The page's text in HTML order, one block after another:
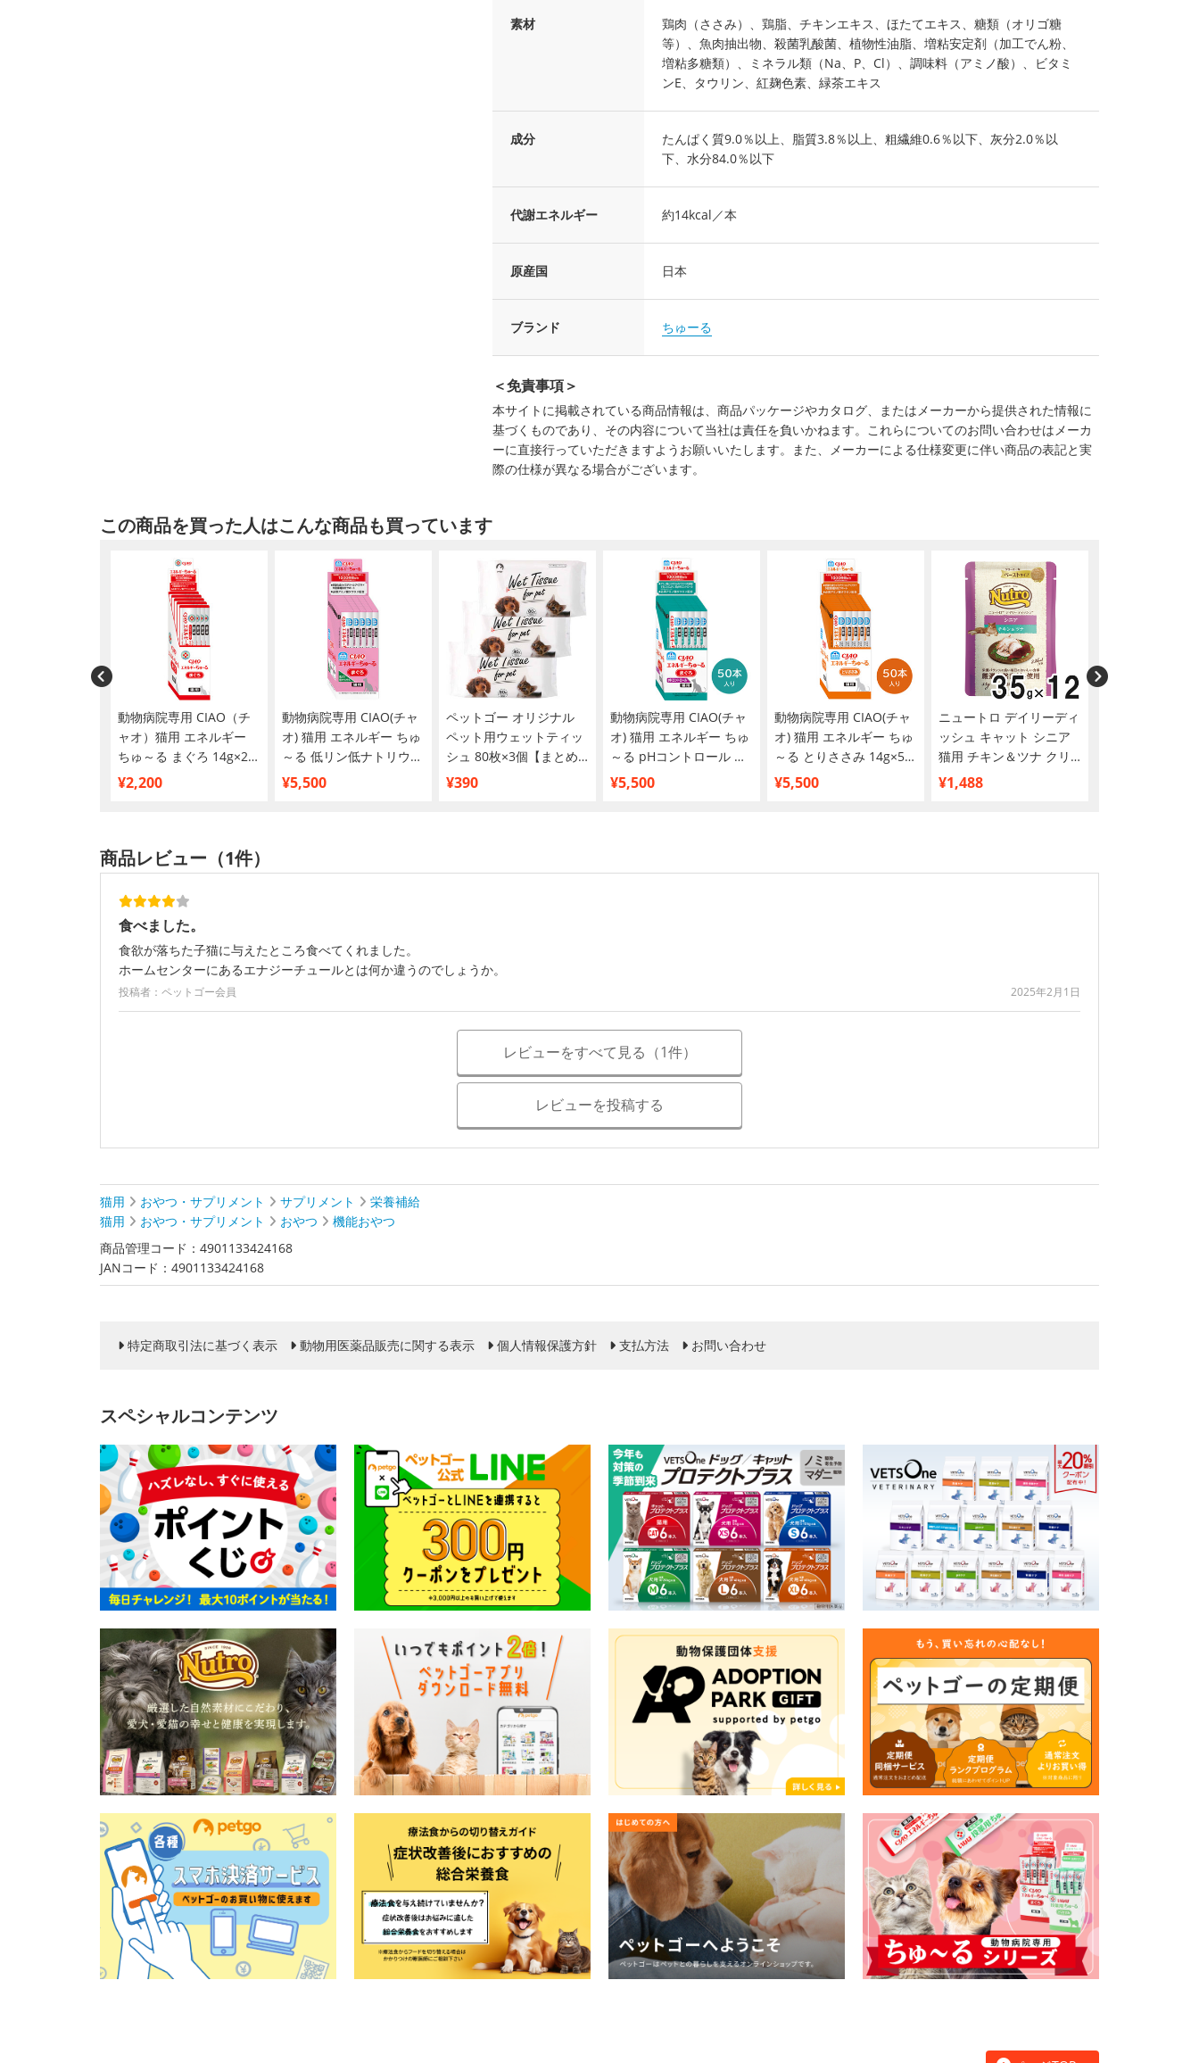
素材
鶏肉（ささみ）、鶏脂、チキンエキス、ほたてエキス、糖類（オリゴ糖
等）、魚肉抽出物、殺菌乳酸菌、植物性油脂、増粘安定剤（加工でん粉、
増粘多糖類）、ミネラル類（Na、P、Cl）、調味料（アミノ酸）、ビタミ
ンE、タウリン、紅麹色素、緑茶エキス
成分
たんぱく質9.0％以上、脂質3.8％以上、粗繊維0.6％以下、灰分2.0％以
下、水分84.0％以下
代謝エネルギー 約14kcal／本
原産国 日本
ブランド ちゅーる
＜免責事項＞
本サイトに掲載されている商品情報は、商品パッケージやカタログ、またはメーカーから提供された情報に
基づくものであり、その内容について当社は責任を負いかねます。これらについてのお問い合わせはメーカ
ーに直接行っていただきますようお願いいたします。また、メーカーによる仕様変更に伴い商品の表記と実
際の仕様が異なる場合がございます。
この商品を買った人はこんな商品も買っています
動物病院専用 CIAO（チ
ャオ）猫用 エネルギー
ちゅ～る まぐろ 14g×20
本入
¥2,200
動物病院専用 CIAO(チャ
オ) 猫用 エネルギー ちゅ
～る 低リン低ナトリウム
まぐろ 14g×50本入
¥5,500
ペットゴー オリジナル
ペット用ウェットティッ
シュ 80枚×3個【まとめ
買い】
¥390
動物病院専用 CIAO(チャ
オ) 猫用 エネルギー ちゅ
～る pHコントロール ま
ぐろ 14g×50本入
¥5,500
動物病院専用 CIAO(チャ
オ) 猫用 エネルギー ちゅ
～る とりささみ 14g×50
本入
¥5,500
ニュートロ デイリーディ
ッシュ キャット シニア
猫用 チキン＆ツナ クリ
ーミーなペーストタイプ
パウチ 35g×12個【まと
¥1,488
商品レビュー（1件）
食べました。
食欲が落ちた子猫に与えたところ食べてくれました。
ホームセンターにあるエナジーチュールとは何か違うのでしょうか。
投稿者：ペットゴー会員 2025年2月1日
レビューをすべて見る（1件）
レビューを投稿する
猫用 おやつ・サプリメント サプリメント
栄養補給
猫用
おやつ・サプリメント おやつ
機能おやつ
商品管理コード：4901133424168
JANコード：4901133424168
特定商取引法に基づく表示 動物用医薬品販売に関する表示 個人情報保護方針 支払方法 お問い合わせ
スペシャルコンテンツ